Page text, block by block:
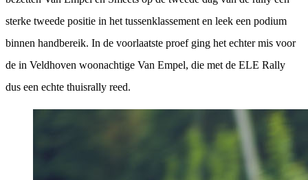
sterke tweede positie in het tussenklassement en leek een podium
binnen handbereik. In de voorlaatste proef ging het echter mis voor
de in Veldhoven woonachtige Van Empel, die met de ELE Rally
dus een echte thuisrally reed.